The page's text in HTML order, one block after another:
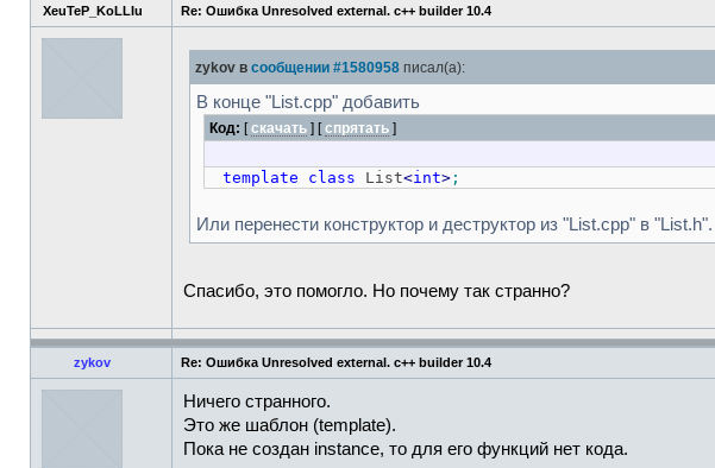
T operator++(int
T&operator--();
T operator--
booloperator==(constIterator&it);
bool
List ();
friendstd::istream&operator
//Поместить эл-т в конец списка
voidpushBack
//Убрать эл-т из конца списка
void popBack( );
XeuTeP_KoLLIu Re: Ошибка Unresolved external. c++ builder 10.4
zykov в сообщении #1580958 писал(а):
В конце "List.cpp" добавить
Код: [скачать] [спрятать]
template
class List<int>;
Или перенести конструктор и деструктор из "List.cpp" в "List.h".
Спасибо, это помогло. Но почему так странно?
zykov Re: Ошибка Unresolved external. c++ builder 10.4
Ничего странного.
Это же шаблон (template).
Пока не создан instance, то для его функций нет кода.